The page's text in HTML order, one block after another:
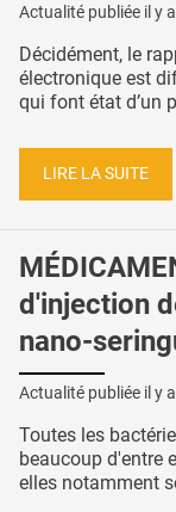
Actualité publiée il y a
Décidément, le
électronique est
qui font état d’un
LIRE LA SUITE
d'injection
nano-
Actualité publiée il y a
Toutes les
beaucoup d'entre
elles notamment